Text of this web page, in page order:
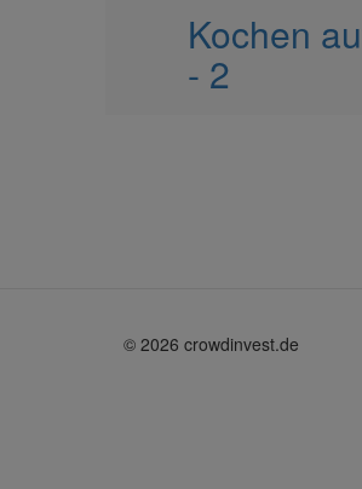
Kochen
- 2
© 2026 crowdinvest.de